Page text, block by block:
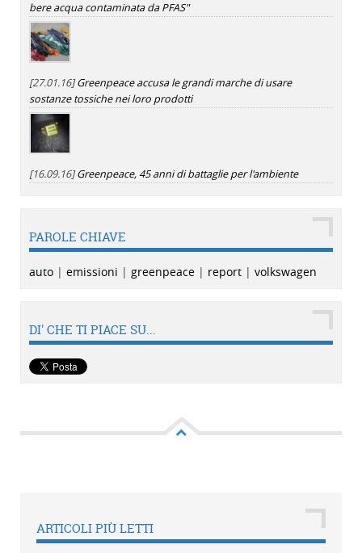
bere acqua contaminata da PFAS"
[27.01.16]Greenpeace accusa le grandi marche di usare
sostanze tossiche nei loro prodotti
[16.09.16]Greenpeace, 45 anni di battaglie per l'ambiente
PAROLE CHIAVE
auto | emissioni | greenpeace | report | volkswagen
DI' CHE TI PIACE SU...
ARTICOLI PIÙ LETTI